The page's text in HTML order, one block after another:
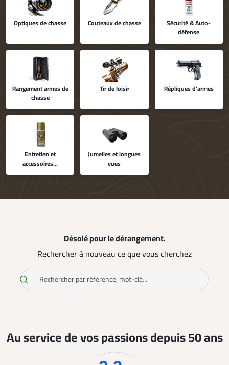
Optiques de chasse Couteaux de chasse
Sécurité & Auto-
défense
Rangement armes de
chasse
Tir de loisir Répliques d'armes
Entretien et
accessoires...
Jumelles et longues
vues
Désolé pour le dérangement.
Rechercher à nouveau ce que vous cherchez
Au service de vos passions depuis 50 ans